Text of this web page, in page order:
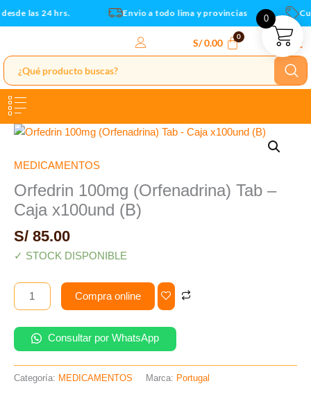
Ir
al
las 24 hrs. Envio a todo lima y provincias
S/0.00
MEDICAMENTOS
Orfedrin 100mg (Orfenadrina) Tab –
Caja x100und (B)
S/ 85.00
✓ STOCK DISPONIBLE
Orfedrin
(Orfenadrina)
-
Caja
x100und
Compra online
Consultar por WhatsApp
Categoría: MEDICAMENTOS Marca: Portugal
0
x100und
cantidad